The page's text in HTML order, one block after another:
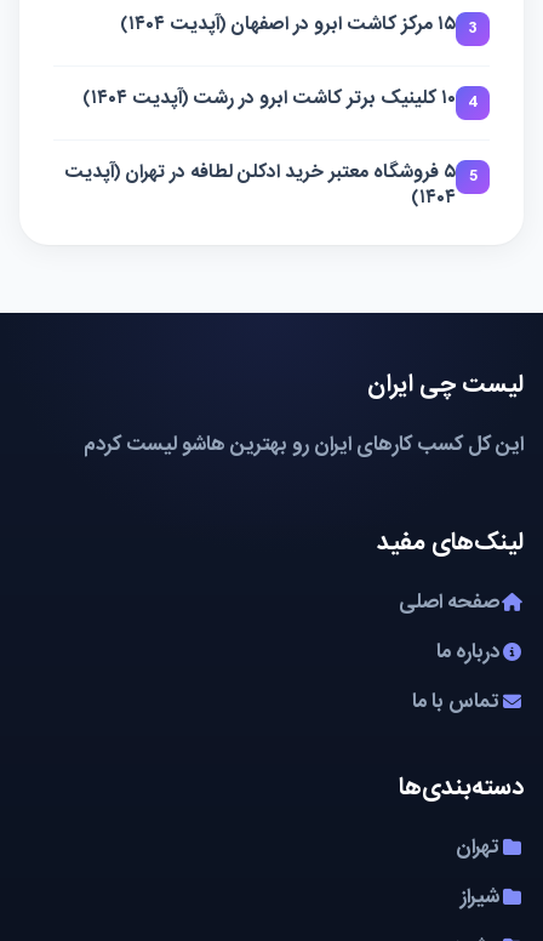
3 ۱۵ مرکز کاشت ابرو در اصفهان (آپدیت ۱۴۰۴)
4 ۱۰ کلینیک برتر کاشت ابرو در رشت (آپدیت ۱۴۰۴)
5
۵ فروشگاه معتبر خرید ادکلن لطافه در تهران (آپدیت
۱۴۰۴)
لیست چی ایران
این کل کسب کارهای ایران رو بهترین هاشو لیست کردم
لینک‌های مفید
صفحه اصلی
درباره ما
تماس با ما
دسته‌بندی‌ها
تهران
شیراز